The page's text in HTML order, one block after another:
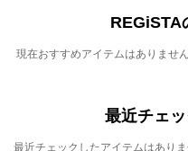
REGiSTA
現在おすすめアイテムはありません
最近チェ
最近チェックしたアイテムはありま